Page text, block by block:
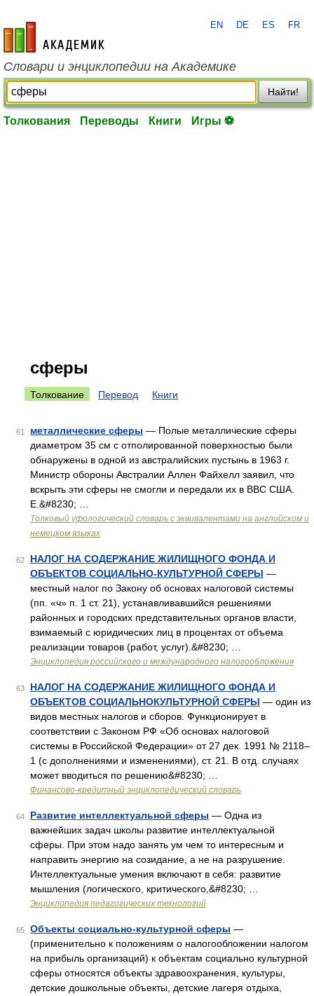
academic.ru
EN DE ES FR
Словари и энциклопедии на Академике
Найти!
Толкования Переводы Книги Игры ⚽
сферы
Толкование Перевод Книги
61 металлические сферы — Полые металлические сферы
диаметром 35 см с отполированной поверхностью были
обнаружены в одной из австралийских пустынь в 1963 г.
Министр обороны Австралии Аллен Файхелл заявил, что
вскрыть эти сферы не смогли и передали их в ВВС США.
E.&#8230; …
Толковый уфологический словарь с эквивалентами на английском и
немецком языках
62
НАЛОГ НА СОДЕРЖАНИЕ ЖИЛИЩНОГО ФОНДА И
ОБЪЕКТОВ СОЦИАЛЬНО-КУЛЬТУРНОЙ СФЕРЫ —
местный налог по Закону об основах налоговой системы
(пп. «ч» п. 1 ст. 21), устанавливавшийся решениями
районных и городских представительных органов власти,
взимаемый с юридических лиц в процентах от объема
реализации товаров (работ, услуг).&#8230; …
Энциклопедия российского и международного налогообложения
63
НАЛОГ НА СОДЕРЖАНИЕ ЖИЛИЩНОГО ФОНДА И
ОБЪЕКТОВ СОЦИАЛЬНОКУЛЬТУРНОЙ СФЕРЫ — один из
видов местных налогов и сборов. Функционирует в
соответствии с Законом РФ «Об основах налоговой
системы в Российской Федерации» от 27 дек. 1991 № 2118–
1 (с дополнениями и изменениями), ст. 21. В отд. случаях
может вводиться по решению&#8230; …
Финансово-кредитный энциклопедический словарь
64 Развитие интеллектуальной сферы — Одна из
важнейших задач школы развитие интеллектуальной
сферы. При этом надо занять ум чем то интересным и
направить энергию на созидание, а не на разрушение.
Интеллектуальные умения включают в себя: развитие
мышления (логического, критического,&#8230; …
Энциклопедия педагогических технологий
65 Объекты социально-культурной сферы —
(применительно к положениям о налогообложении налогом
на прибыль организаций) к объектам социально культурной
сферы относятся объекты здравоохранения, культуры,
детские дошкольные объекты, детские лагеря отдыха,